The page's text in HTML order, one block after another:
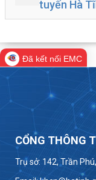
tuyến Hà
Đã kết nối EMC
CỔNG THÔNG
Trụ sở: 142, Trần